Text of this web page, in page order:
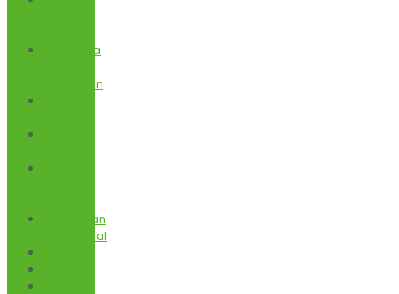
Indonesia
Innovation
Kesehatan
Tradisional